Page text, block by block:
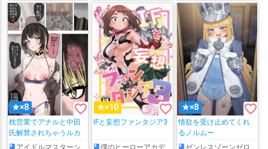
★×8 favorite_border
枕営業でアナルと中田
氏解禁されちゃうルカ
アイドルマスターシャイニーカラーズ
★×10 favorite_border
IFと妄想ファンタジア3
僕のヒーローアカデミア
★×8 favorite_border
情欲を受け止めてくれ
るノルムー
ゼンレスゾーンゼロ